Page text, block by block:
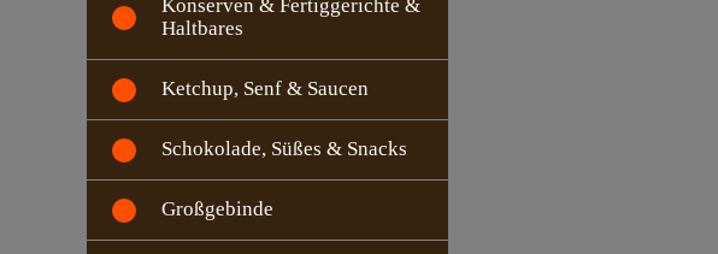
Konserven & Fertiggerichte &
Haltbares
Ketchup, Senf & Saucen
Schokolade, Süßes & Snacks
Großgebinde